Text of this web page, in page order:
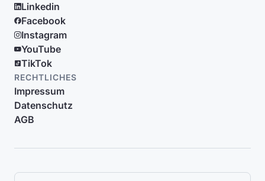
Linkedin
Facebook
Instagram
YouTube
TikTok
RECHTLICHES
Impressum
Datenschutz
AGB